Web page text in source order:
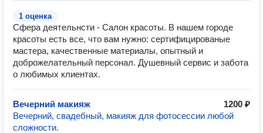
1 оценка
Сфера деятельнсти - Салон красоты. В нашем городе
красоты есть все, что вам нужно: сертифицированые
мастера, качественные материалы, опытный и
доброжелательный персонал. Душевный сервис и забота
о любимых клиентах.
Вечерний макияж
1200 ₽
Вечерний, свадебный, макияж для фотосессии любой
сложности.